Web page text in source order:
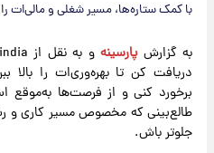
با کمک ستاره‌ها، مسیر شغلی و مالی‌ات
به گزارشپارسینه
دریافت کن تا بهره‌وری‌ات را بالا
برخورد کنی و از فرصت‌ها به‌موقع
طالع‌بینی که مخصوص مسیر کاری و
جلوتر باش.